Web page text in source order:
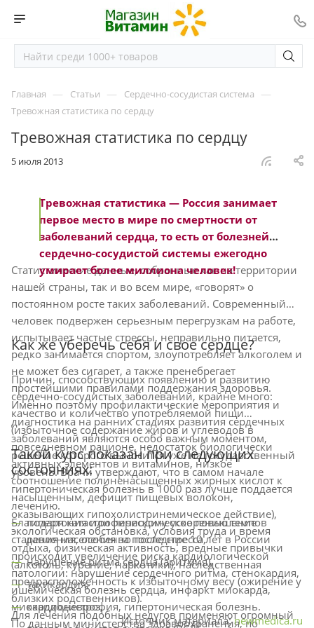
Главная — Статьи — Сердечно-сосудистая система —
Тревожная статистика по сердцу
Тревожная статистика по сердцу
5 июля 2013
Тревожная статистика — Россия занимает
первое место в мире по смертности от
заболеваний сердца, то есть от болезней
сердечно-сосудистой системы ежегодно
умирает более миллиона человек!
Статистические данные, собранные как на территории
нашей страны, так и во всем мире, «говорят» о
постоянном росте таких заболеваний. Современный
человек подвержен серьезным перегрузкам на работе,
испытывает частые стрессы, неправильно питается,
редко занимается спортом, злоупотребляет алкоголем и
не может без сигарет, а также пренебрегает
простейшими правилами поддержания здоровья.
Именно поэтому профилактические мероприятия и
диагностика на ранних стадиях развития сердечных
заболеваний являются особо важным моментом,
решение которого выносится уже на государственный
уровень. Врачи утверждают, что в самом начале
гипертоническая болезнь в 1000 раз лучше поддается
лечению.
Благодаря катастрофическому ускорению темпов
старения населения за последние 10 лет в России
происходит увеличение риска кардиологической
патологии: нарушение сердечного ритма, стенокардия,
ишемическая болезнь сердца, инфаркт миокарда,
миокардодистрофия, гипертоническая болезнь.
По данным министерства здравоохранения, по
Как же уберечь себя и свое сердце?
Причин, способствующих появлению и развитию
сердечно-сосудистых заболеваний, крайне много:
качество и количество употребляемой пищи
(избыточное содержание жиров и углеводов в
повседневном рационе, недостаток биологически
активных элементов и витаминов, низкое
соотношение полиненасыщенных жирных кислот к
насыщенным, дефицит пищевых волокон,
оказывающих гипохолистринемическое действие),
экологическая обстановка, условия труда и время
отдыха, физическая активность, вредные привычки
(алкоголь, курение, наркотики), наследственная
предрасположенность к избыточному весу (ожирение у
близких родственников).
Для лечения подобных недугов применяют огромный
Такой курс показан при следующих
состояниях:
гипертония или периодическое повышение
давления, особенно после стресса,
нарушение ритма сердца (аритмия),
тахикардия,
кардионевроз,
Источник материала:newmedica.ru